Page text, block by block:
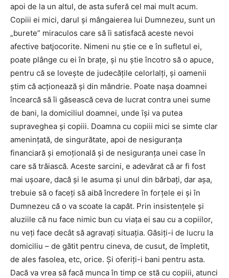
apoi de la un altul, de asta suferă cel mai mult acum.
Copiii ei mici, darul şi mângaierea lui Dumnezeu, sunt un
„burete” miraculos care să îi satisfacă aceste nevoi
afective batjocorite. Nimeni nu ştie ce e în sufletul ei,
poate plânge cu ei în braţe, şi nu ştie încotro să o apuce,
pentru că se loveşte de judecăţile celorlalţi, şi oamenii
ştim că acţionează şi din mândrie. Poate naşa doamnei
încearcă să îi găsească ceva de lucrat contra unei sume
de bani, la domiciliul doamnei, unde îşi va putea
supraveghea şi copiii. Doamna cu copiii mici se simte clar
ameninţată, de singurătate, apoi de nesiguranţa
financiară şi emoţională şi de nesiguranţa unei case în
care să trăiască. Aceste sarcini, e adevărat că ar fi fost
mai uşoare, dacă şi le asuma şi unul din bărbaţi, dar aşa,
trebuie să o faceţi să aibă încredere în forţele ei şi în
Dumnezeu că o va scoate la capăt. Prin insistenţele şi
aluziile că nu face nimic bun cu viaţa ei sau cu a copiilor,
nu veţi face decât să agravaţi situaţia. Găsiţi-i de lucru la
domiciliu – de gătit pentru cineva, de cusut, de împletit,
de ales fasolea, etc, orice. Şi oferiţi-i bani pentru asta.
Dacă va vrea să facă munca în timp ce stă cu copiii, atunci